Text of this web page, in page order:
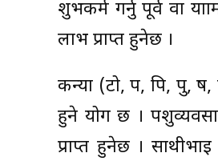
शुभकर्म गर्नु पूर्व वा
लाभ प्राप्त हुनेछ ।
कन्या (टो, प, पि, पु,
हुने योग छ ।
प्राप्त हुनेछ ।